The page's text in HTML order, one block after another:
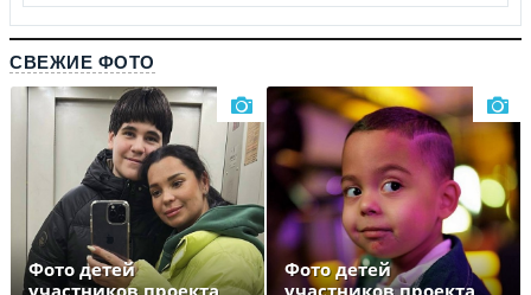
СВЕЖИЕ ФОТО
Фото детей
участников проекта
Фото детей
участников проекта